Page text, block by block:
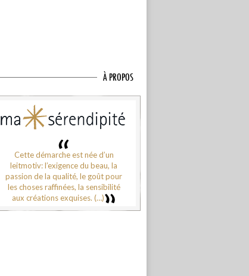
À PROPOS
Cette démarche est née d’un
leitmotiv: l’exigence du beau, la
passion de la qualité, le goût pour
les choses raffinées, la sensibilité
aux créations exquises. (…)